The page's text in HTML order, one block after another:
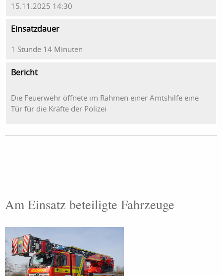
15.11.2025 14:30
Einsatzdauer
1 Stunde 14 Minuten
Bericht
Die Feuerwehr öffnete im Rahmen einer Amtshilfe eine
Tür für die Kräfte der Polizei
Am Einsatz beteiligte Fahrzeuge